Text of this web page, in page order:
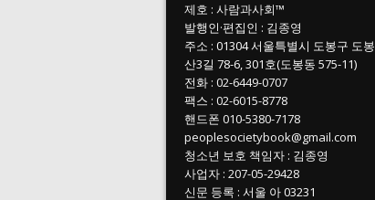
제호 : 사람과사회™
발행인·편집인 : 김종영
주소 : 01304서울특별시 도봉구 도봉
산3길 78-6, 301호(도봉동 575-11)
전화 : 02-6449-0707
팩스 : 02-6015-8778
핸드폰 010-5380-7178
peoplesocietybook@gmail.com
청소년 보호 책임자 : 김종영
사업자 : 207-05-29428
신문 등록 : 서울 아 03231